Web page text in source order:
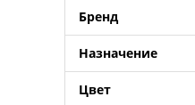
Бренд
Назначение
Цвет